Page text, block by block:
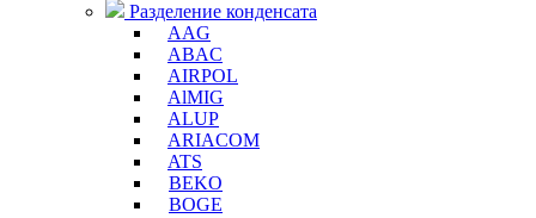
Разделение конденсата
AAG
ABAC
AIRPOL
AlMIG
ALUP
ARIACOM
ATS
BEKO
BOGE